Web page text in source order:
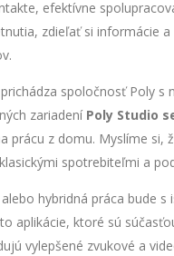
efektívne
zdieľať si informácie a
spoločnosť Poly s
zariadení Poly Studio
prácu z domu. Myslíme si,
spotrebiteľmi a
hybridná práca bude
aplikácie, ktoré sú
vylepšené zvukové a